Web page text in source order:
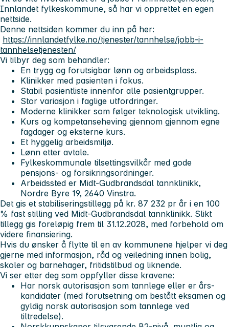
Innlandet fylkeskommune, så har vi opprettet en egen
nettside.
Denne nettsiden kommer du inn på her:
https://innlandetfylke.no/tjenester/tannhelse/jobb-i-
tannhelsetjenesten/
Vi tilbyr deg som behandler:
En trygg og forutsigbar lønn og arbeidsplass.
Klinikker med pasienten i fokus.
Stabil pasientliste innenfor alle pasientgrupper.
Stor variasjon i faglige utfordringer.
Moderne klinikker som følger teknologisk utvikling.
Kurs og kompetanseheving gjennom gjennom egne
fagdager og eksterne kurs.
Et hyggelig arbeidsmiljø.
Lønn etter avtale.
Fylkeskommunale tilsettingsvilkår med gode
pensjons- og forsikringsordninger.
Arbeidssted er Midt-Gudbrandsdal tannklinikk,
Nordre Byre 19, 2640 Vinstra.
Det gis et stabiliseringstillegg på kr. 87 232 pr år i en 100
% fast stilling ved Midt-Gudbrandsdal tannklinikk. Slikt
tillegg gis foreløpig frem til 31.12.2028, med forbehold om
videre finansiering.
Hvis du ønsker å flytte til en av kommunene hjelper vi deg
gjerne med informasjon, råd og veiledning innen bolig,
skoler og barnehager, fritidstilbud og liknende.
Vi ser etter deg som oppfyller disse kravene:
Har norsk autorisasjon som tannlege eller er års-
kandidater (med forutsetning om bestått eksamen og
gyldig norsk autorisasjon som tannlege ved
tiltredelse).